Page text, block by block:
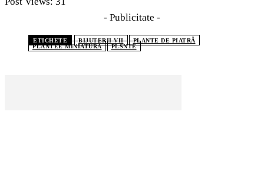
- Publicitate -
ETICHETE BIJUTERII VII
PLANTE DE PIATRĂ
PLANTEE MINIATURĂ
PLSNTE